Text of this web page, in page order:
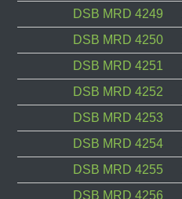
DSB MRD 4249
DSB MRD 4250
DSB MRD 4251
DSB MRD 4252
DSB MRD 4253
DSB MRD 4254
DSB MRD 4255
DSB MRD 4256